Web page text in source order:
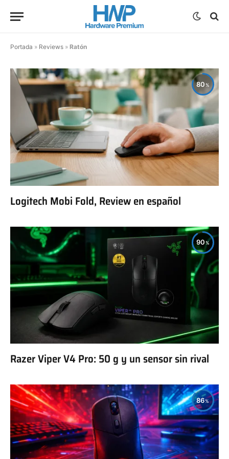
Portada » Reviews » Ratón
80
Logitech Mobi Fold, Review en español
90
Razer Viper V4 Pro: 50 g y un sensor sin rival
86